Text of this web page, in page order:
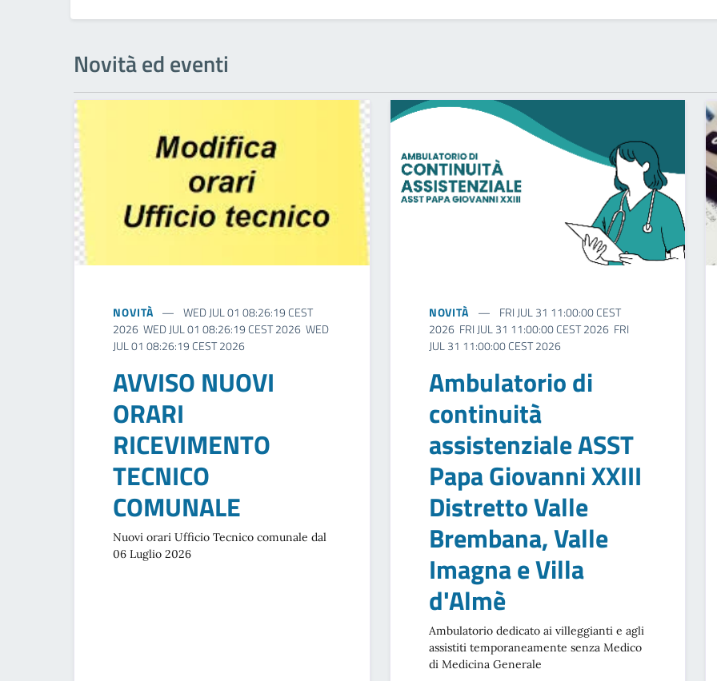
Novità ed eventi
NOVITÀ
WED JUL 01 08:26:19 CEST
2026 WED JUL 01 08:26:19 CEST 2026 WED
JUL 01 08:26:19 CEST 2026
AVVISO NUOVI
ORARI
RICEVIMENTO
TECNICO
COMUNALE
Nuovi orari Ufficio Tecnico comunale dal
06 Luglio 2026
NOVITÀ
FRI JUL 31 11:00:00 CEST
2026 FRI JUL 31 11:00:00 CEST 2026 FRI
JUL 31 11:00:00 CEST 2026
Ambulatorio di
continuità
assistenziale ASST
Papa Giovanni XXIII
Distretto Valle
Brembana, Valle
Imagna e Villa
d'Almè
Ambulatorio dedicato ai villeggianti e agli
assistiti temporaneamente senza Medico
di Medicina Generale